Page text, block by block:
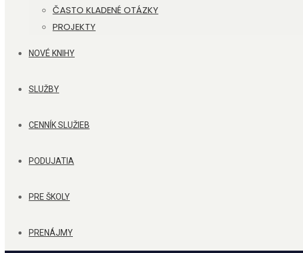
ČASTO KLADENÉ OTÁZKY
PROJEKTY
NOVÉ KNIHY
SLUŽBY
CENNÍK SLUŽIEB
PODUJATIA
PRE ŠKOLY
PRENÁJMY